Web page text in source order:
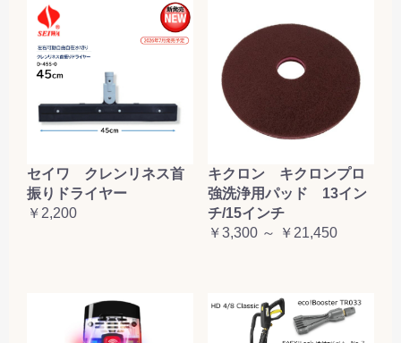
セイワ クレンリネス首
振りドライヤー
￥2,200
キクロン キクロンプロ
強洗浄用パッド 13イン
チ/15インチ
￥3,300 ～ ￥21,450